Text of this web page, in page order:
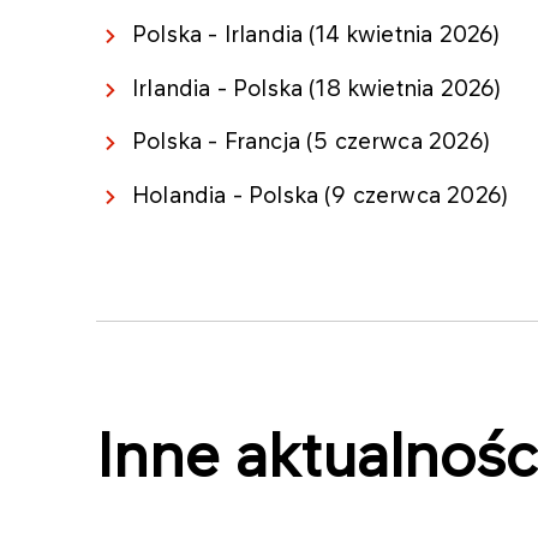
Polska - Irlandia (14 kwietnia 2026)
Irlandia - Polska (18 kwietnia 2026)
Polska - Francja (5 czerwca 2026)
Holandia - Polska (9 czerwca 2026)
Inne